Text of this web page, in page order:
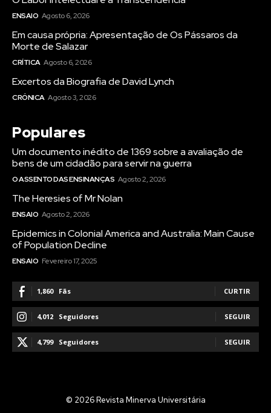
ENSAIO Agosto 6, 2026
Em causa própria: Apresentação de Os Pássaros da
Morte de Salazar
CRÍTICA Agosto 6, 2026
Excertos da Biografia de David Lynch
CRÓNICA Agosto 3, 2026
Populares
Um documento inédito de 1369 sobre a avaliação de
bens de um cidadão para servir na guerra
O ASSENTO DAS ENSINANÇAS Agosto 2, 2026
The Heresies of Mr Nolan
ENSAIO Agosto 2, 2026
Epidemics in Colonial America and Australia: Main Cause
of Population Decline
ENSAIO Fevereiro 17, 2025
1,860 Fãs CURTIR
4,012 Seguidores SEGUIR
4,799 Seguidores SEGUIR
© 2026 Revista Minerva Universitária